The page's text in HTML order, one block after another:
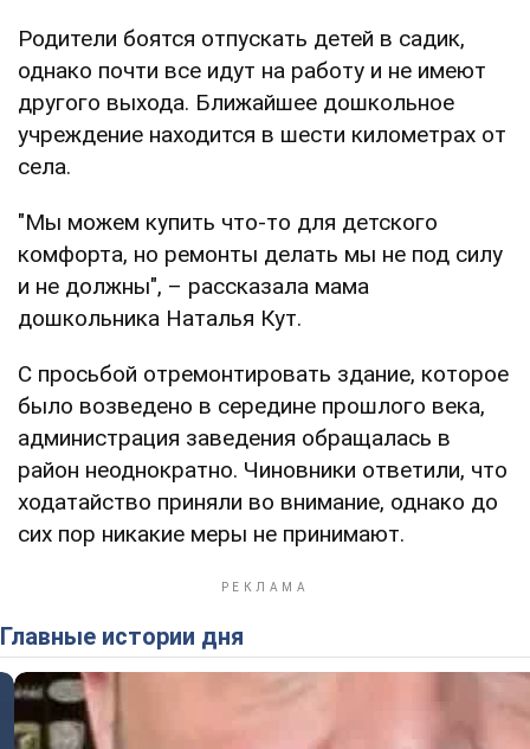
Родители боятся отпускать детей в садик,
однако почти все идут на работу и не имеют
другого выхода. Ближайшее дошкольное
учреждение находится в шести километрах от
села.
"Мы можем купить что-то для детского
комфорта, но ремонты делать мы не под силу
и не должны", – рассказала мама
дошкольника Наталья Кут.
С просьбой отремонтировать здание, которое
было возведено в середине прошлого века,
администрация заведения обращалась в
район неоднократно. Чиновники ответили, что
ходатайство приняли во внимание, однако до
сих пор никакие меры не принимают.
Главные истории дня